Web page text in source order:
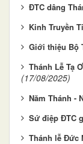
ĐTC dâng
Kinh Truyền
Giới thiệu Bộ
Thánh Lễ Tạ
(17/08/2025)
Năm Thánh -
Sứ điệp ĐTC
Thánh lễ Đức